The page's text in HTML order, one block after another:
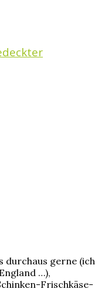
durchaus gerne (ich
…),
Frischkäse-